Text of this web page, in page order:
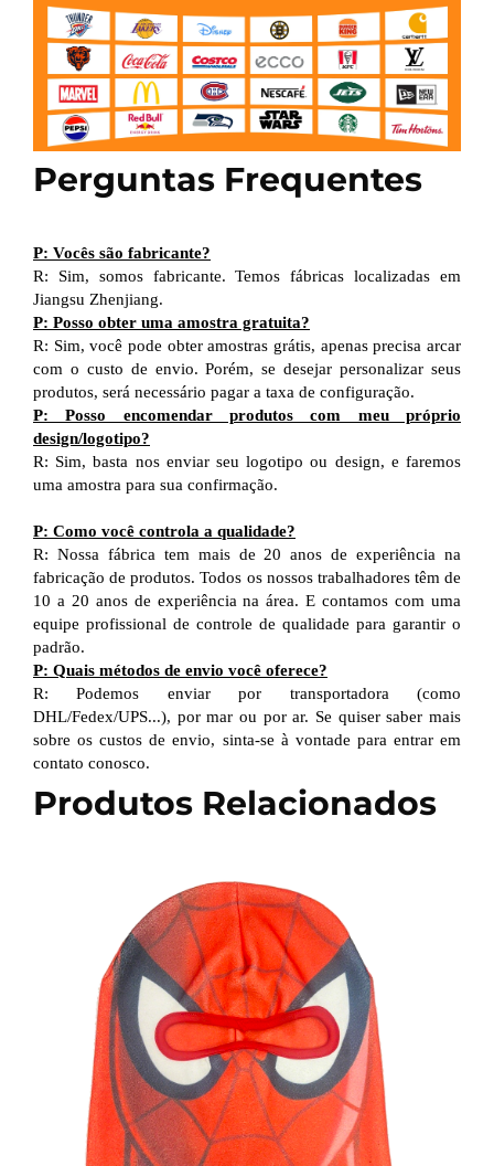
Perguntas Frequentes
P: Vocês são fabricante?
R: Sim, somos fabricante. Temos fábricas localizadas em
Jiangsu Zhenjiang.
P: Posso obter uma amostra gratuita?
R: Sim, você pode obter amostras grátis, apenas precisa arcar
com o custo de envio. Porém, se desejar personalizar seus
produtos, será necessário pagar a taxa de configuração.
P: Posso encomendar produtos com meu próprio
design/logotipo?
R: Sim, basta nos enviar seu logotipo ou design, e faremos
uma amostra para sua confirmação.
P: Como você controla a qualidade?
R: Nossa fábrica tem mais de 20 anos de experiência na
fabricação de produtos. Todos os nossos trabalhadores têm de
10 a 20 anos de experiência na área. E contamos com uma
equipe profissional de controle de qualidade para garantir o
padrão.
P: Quais métodos de envio você oferece?
R: Podemos enviar por transportadora (como
DHL/Fedex/UPS...), por mar ou por ar. Se quiser saber mais
sobre os custos de envio, sinta-se à vontade para entrar em
contato conosco.
Produtos Relacionados